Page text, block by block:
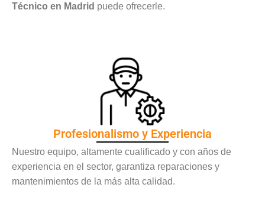
Técnico en Madrid puede ofrecerle.
Profesionalismo y Experiencia
Nuestro equipo, altamente cualificado y con años de
experiencia en el sector, garantiza reparaciones y
mantenimientos de la más alta calidad.